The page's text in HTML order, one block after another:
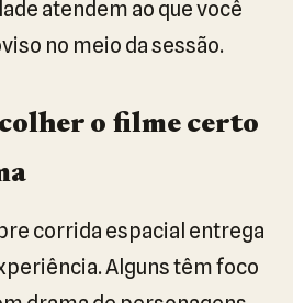
atendem ao que você
no meio da sessão.
o filme certo
corrida espacial entrega
Alguns têm foco